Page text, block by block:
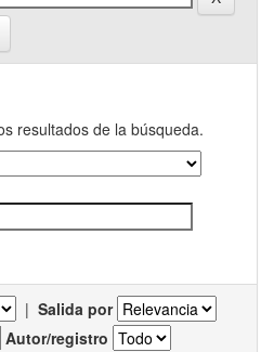
resultados de la búsqueda.
| Salida por
Autor/registro